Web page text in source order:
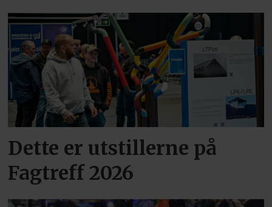
Dette er utstillerne på
Fagtreff 2026